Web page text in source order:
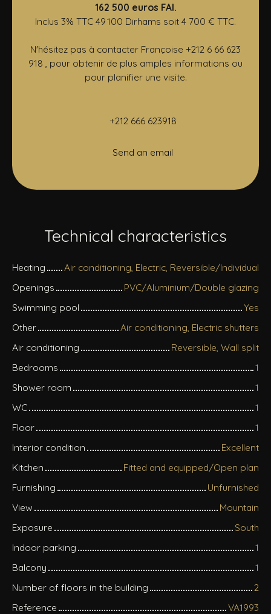
162 500 euros FAI.
Inclus 3% TTC 49 100 Dirhams soit 4 700 € TTC.
N'hésitez pas à contacter Françoise +212 6 66 623
918 , pour obtenir de plus amples informations ou
pour planifier une visite.
+212 666 623918
Send an email
Technical characteristics
Heating
Air conditioning, Electric, Reversible/Individual
Openings
PVC/Aluminium/Double glazing
Swimming pool
Yes
Other
Air conditioning, Electric shutters
Air conditioning
Reversible, Wall split
Bedrooms
1
Shower room
1
WC
1
Floor
1
Interior condition
Excellent
Kitchen
Fitted and equipped/Open plan
Furnishing
Unfurnished
View
Mountain
Exposure
South
Indoor parking
1
Balcony
1
Number of floors in the building
2
Reference
VA1993